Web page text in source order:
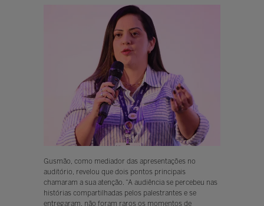
Gusmão, como mediador das apresentações no
auditório, revelou que dois pontos principais
chamaram a sua atenção. “A audiência se percebeu nas
histórias compartilhadas pelos palestrantes e se
entregaram, não foram raros os momentos de